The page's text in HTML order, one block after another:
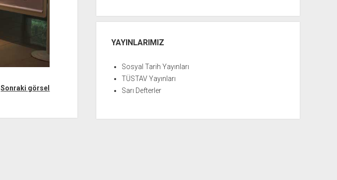
Sonraki görsel
YAYINLARIMIZ
Sosyal Tarih Yayınları
TÜSTAV Yayınları
Sarı Defterler